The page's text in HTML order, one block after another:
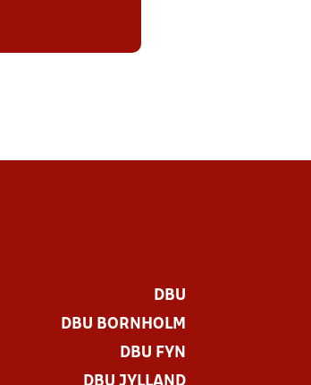
DBU
DBU BORNHOLM
DBU FYN
DBU JYLLAND